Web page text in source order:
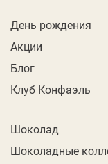
День рождения
Акции
Блог
Клуб Конфаэль
Шоколад
Шоколадные